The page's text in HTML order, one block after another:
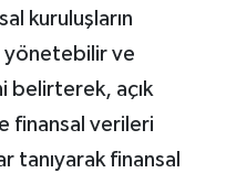
kuruluşların
yönetebilir ve
belirterek, açık
finansal verileri
tanıyarak finansal